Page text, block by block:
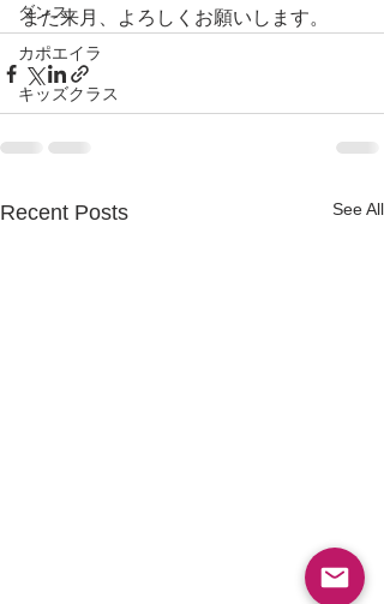
ダンス
カポエイラ
キッズクラス
また来月、よろしくお願いします。
Recent Posts See All